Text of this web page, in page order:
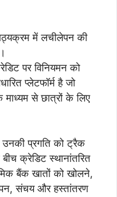
में लचीलेपन की
पर विनियमन को
प्लेटफॉर्म है जो
से छात्रों के लिए
प्रगति को ट्रैक
क्रेडिट स्थानांतरित
बैंक खातों को खोलने,
संचय और हस्तांतरण